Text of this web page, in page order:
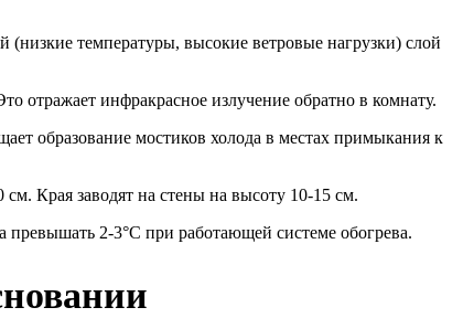
температуры, высокие ветровые нагрузки) слой
инфракрасное излучение обратно в комнату.
образование мостиков холода в местах примыкания к
Края заводят на стены на высоту 10-15 см.
превышать 2-3°C при работающей системе обогрева.